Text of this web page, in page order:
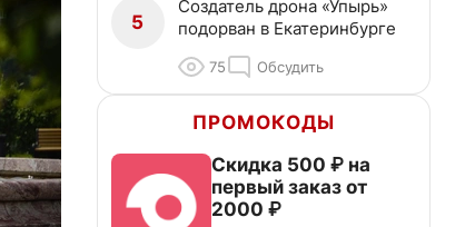
5
Создатель дрона «Упырь»
подорван в Екатеринбурге
75 Обсудить
ПРОМОКОДЫ
Скидка 500 ₽ на
первый заказ от
2000 ₽